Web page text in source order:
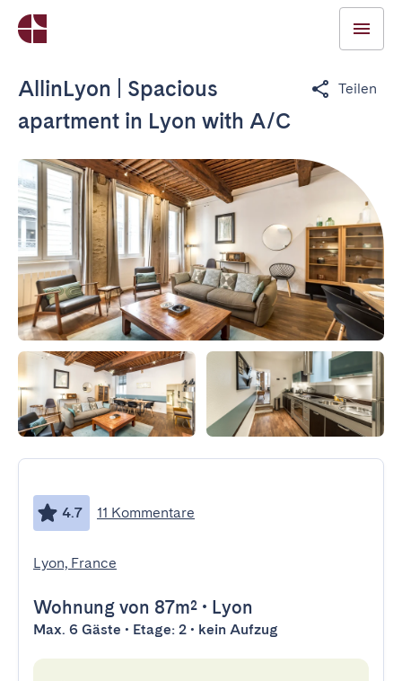
AllinLyon | Spacious
apartment in Lyon with A/C
Teilen
4.7 11 Kommentare
Lyon, France
Wohnung von 87m² • Lyon
Max. 6 Gäste • Etage: 2 • kein Aufzug